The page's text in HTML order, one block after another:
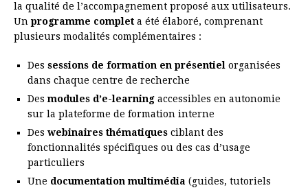
la qualité de l’accompagnement proposé aux utilisateurs.
Un programme complet a été élaboré, comprenant
plusieurs modalités complémentaires :
Des sessions de formation en présentiel organisées
dans chaque centre de recherche
Desmodules d’e-learning accessibles en autonomie
sur la plateforme de formation interne
Des webinaires thématiques ciblant des
fonctionnalités spécifiques ou des cas d’usage
particuliers
Une documentation multimédia (guides, tutoriels